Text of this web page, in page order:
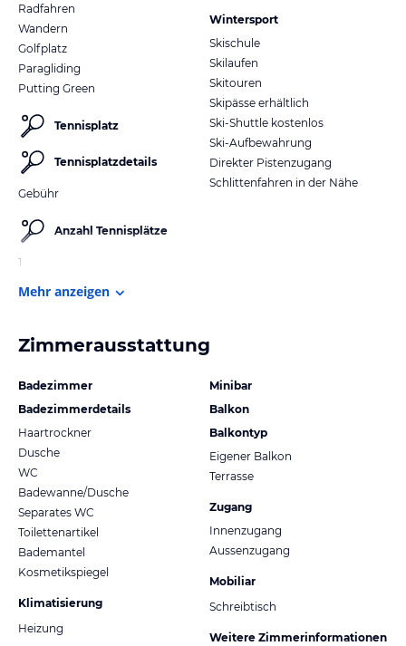
Radfahren
Wandern
Golfplatz
Paragliding
Putting Green
Tennisplatz
Tennisplatzdetails
Gebühr
Anzahl Tennisplätze
1
Wintersport
Skischule
Skilaufen
Skitouren
Skipässe erhältlich
Ski-Shuttle kostenlos
Ski-Aufbewahrung
Direkter Pistenzugang
Schlittenfahren in der Nähe
Mehr anzeigen
Zimmerausstattung
Badezimmer
Badezimmerdetails
Haartrockner
Dusche
WC
Badewanne/Dusche
Separates WC
Toilettenartikel
Bademantel
Kosmetikspiegel
Klimatisierung
Heizung
Minibar
Balkon
Balkontyp
Eigener Balkon
Terrasse
Zugang
Innenzugang
Aussenzugang
Mobiliar
Schreibtisch
Weitere Zimmerinformationen